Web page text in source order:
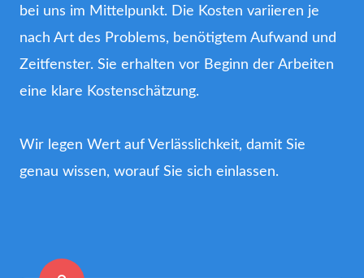
bei uns im Mittelpunkt. Die Kosten variieren je
nach Art des Problems, benötigtem Aufwand und
Zeitfenster. Sie erhalten vor Beginn der Arbeiten
eine klare Kostenschätzung.
Wir legen Wert auf Verlässlichkeit, damit Sie
genau wissen, worauf Sie sich einlassen.